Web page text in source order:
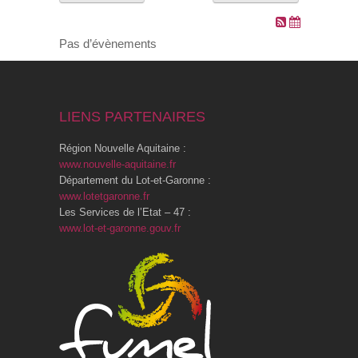
SOCIAL
SPORTS ET LOISIRS
CULTURE ET PATRIMOINE
RENDEZ-VOUS EN LIGNE
Pas d’évènements
LIENS PARTENAIRES
Région Nouvelle Aquitaine :
www.nouvelle-aquitaine.fr
Département du Lot-et-Garonne :
www.lotetgaronne.fr
Les Services de l’Etat – 47 :
www.lot-et-garonne.gouv.fr